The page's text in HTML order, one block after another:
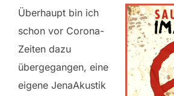
Überhaupt bin ich
schon vor Corona-
Zeiten dazu
übergegangen, eine
eigene JenaAkustik